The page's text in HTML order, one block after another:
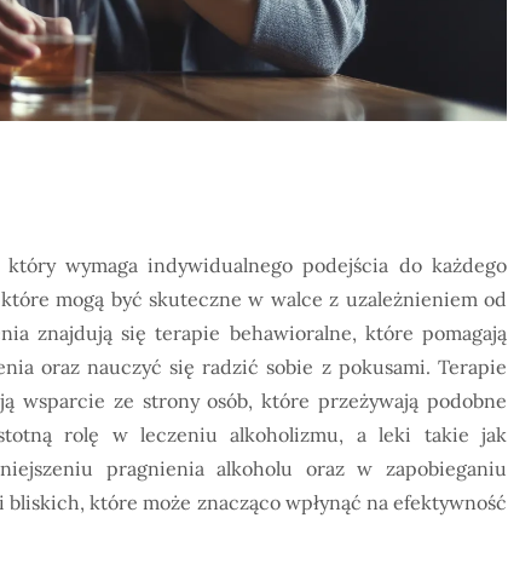
wymaga indywidualnego podejścia do każdego
mogą być skuteczne w walce z uzależnieniem od
znajdują się terapie behawioralne, które pomagają
oraz nauczyć się radzić sobie z pokusami. Terapie
wsparcie ze strony osób, które przeżywają podobne
rolę w leczeniu alkoholizmu, a leki takie jak
pragnienia alkoholu oraz w zapobieganiu
które może znacząco wpłynąć na efektywność